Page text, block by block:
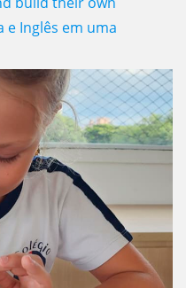
Inglês em uma